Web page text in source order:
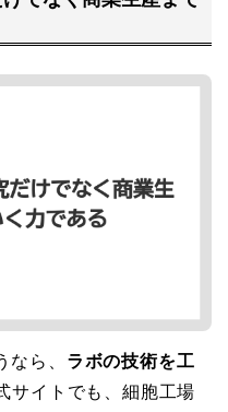
ら、 ラボの技術を工
サイトでも、細胞工場